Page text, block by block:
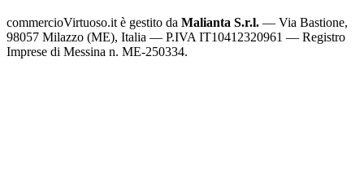
commercioVirtuoso.it è gestito da Malianta S.r.l. — Via Bastione,
98057 Milazzo (ME), Italia — P.IVA IT10412320961 — Registro
Imprese di Messina n. ME-250334.